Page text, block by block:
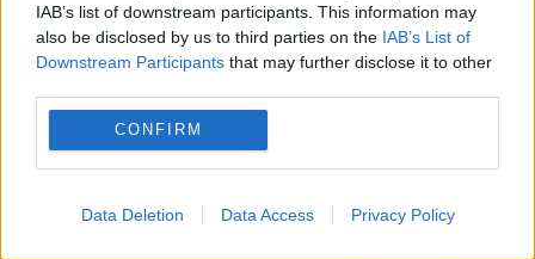
IAB’s list of downstream participants. This information may
also be disclosed by us to third parties on the IAB’s List of
Downstream Participants that may further disclose it to other
CONFIRM
Data Deletion Data Access Privacy Policy
publicul interesat de viaţa lor. Aceasta este
concluzia ce poate fi trasă în urma unei...